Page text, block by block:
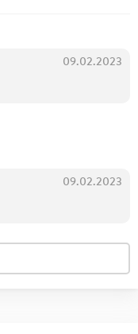
09.02.2023
09.02.2023